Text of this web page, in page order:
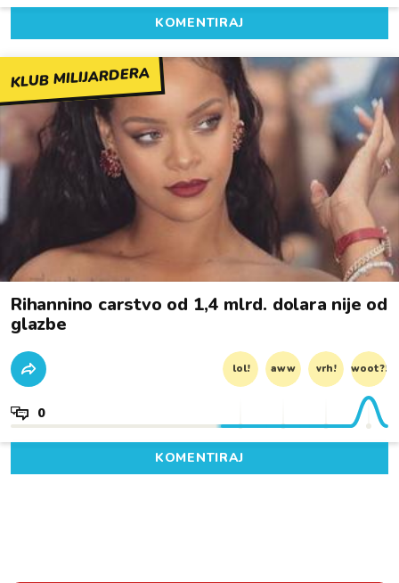
KOMENTIRAJ
KLUB MILIJARDERA
Rihannino carstvo od 1,4 mlrd. dolara nije od
glazbe
lol! aww vrh! woot?!
0
KOMENTIRAJ